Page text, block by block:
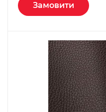
Замовити